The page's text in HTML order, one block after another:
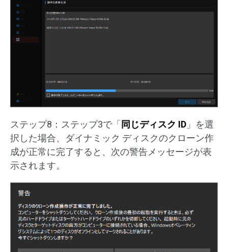
ステップ8：ステップ3で「同じディスク ID 」を選
択した場合、ダイナミック ディスクのクローン作
成が正常に完了すると、次の警告メッセージが表
示されます。